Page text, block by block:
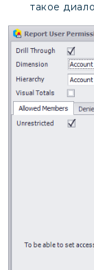
такое